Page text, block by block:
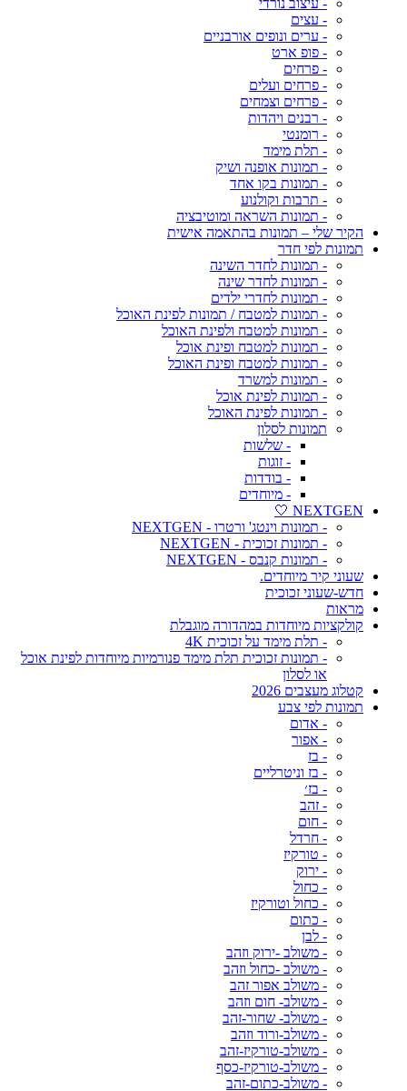
- עיצוב נורדי
- עצים
- ערים ונופים אורבניים
- פופ ארט
- פרחים
- פרחים ועלים
- פרחים וצמחים
- רבנים ויהדות
- רומנטי
- תלת מימד
- תמונות אופנה ושיק
- תמונות בקו אחד
- תרבות וקולנוע
- תמונות השראה ומוטיבציה
הקיר שלי – תמונות בהתאמה אישית
תמונות לפי חדר
- תמונות לחדר השינה
- תמונות לחדר שינה
- תמונות לחדרי ילדים
- תמונות למטבח / תמונות לפינת האוכל
- תמונות למטבח ולפינת האוכל
- תמונות למטבח ופינת אוכל
- תמונות למטבח ופינת האוכל
- תמונות למשרד
- תמונות לפינת אוכל
- תמונות לפינת האוכל
תמונות לסלון
- שלשות
- זוגות
- בודדות
- מיוחדים
NEXTGEN 🤍
- תמונות וינטג' ורטרו - NEXTGEN
- תמונות זכוכית - NEXTGEN
- תמונות קנבס - NEXTGEN
שעוני קיר מיוחדים.
חדש-שעוני זכוכית
מראות
קולקציות מיוחדות במהדורה מוגבלת
- תלת מימד על זכוכית 4K
- תמונות זכוכית תלת מימד פנורמיות מיוחדות לפינת אוכל
או לסלון
קטלוג מעצבים 2026
תמונות לפי צבע
- אדום
- אפור
- בז
- בז וניטרליים
- בז׳
- זהב
- חום
- חרדל
- טורקיז
- ירוק
- כחול
- כחול וטורקיז
- כתום
- לבן
- משולב -ירוק וזהב
- משולב -כחול וזהב
- משולב אפור זהב
- משולב- חום וזהב
- משולב- שחור-זהב
- משולב-ורוד וזהב
- משולב-טורקיז-זהב
- משולב-טורקיז-כסף
- משולב-כתום-זהב